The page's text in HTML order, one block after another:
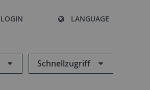
LOGIN LANGUAGE
Schnellzugriff